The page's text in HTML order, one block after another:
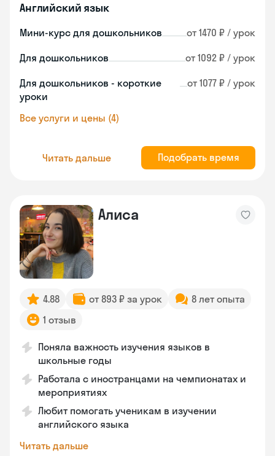
Английский язык
Мини-курс для дошкольников от 1470 ₽ / урок
Для дошкольников от 1092 ₽ / урок
Для дошкольников - короткие
уроки
от 1077 ₽ / урок
Все услуги и цены (4)
Читать дальше Подобрать время
Алиса
4.88 от 893 ₽ за урок
8 лет опыта
1 отзыв
Поняла важность изучения языков в
школьные годы
Работала с иностранцами на чемпионатах и
мероприятиях
Любит помогать ученикам в изучении
английского языка
Читать дальше